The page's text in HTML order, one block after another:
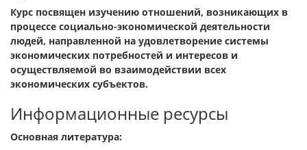
Курс посвящен изучению отношений, возникающих в
процессе социально-экономической деятельности
людей, направленной на удовлетворение системы
экономических потребностей и интересов и
осуществляемой во взаимодействии всех
экономических субъектов.
Информационные ресурсы
Основная литература: